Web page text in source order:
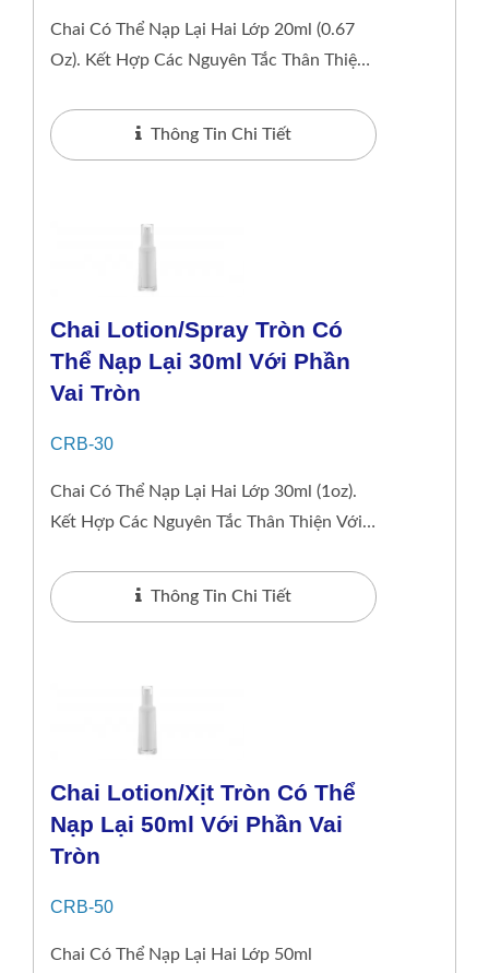
Chai Có Thể Nạp Lại Hai Lớp 20ml (0.67
Oz). Kết Hợp Các Nguyên Tắc Thân Thiện
Trọng,...
Thông Tin Chi Tiết
Chai Lotion/spray Tròn Có
Thể Nạp Lại 30ml Với Phần
Vai Tròn
CRB-30
Chai Có Thể Nạp Lại Hai Lớp 30ml (1oz).
Kết Hợp Các Nguyên Tắc Thân Thiện Với
Bì Của...
Thông Tin Chi Tiết
Chai Lotion/xịt Tròn Có Thể
Nạp Lại 50ml Với Phần Vai
Tròn
CRB-50
Chai Có Thể Nạp Lại Hai Lớp 50ml